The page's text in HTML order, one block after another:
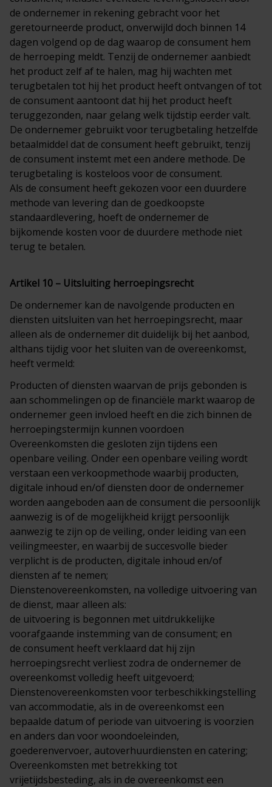
de ondernemer in rekening gebracht voor het
geretourneerde product, onverwijld doch binnen 14
dagen volgend op de dag waarop de consument hem
de herroeping meldt. Tenzij de ondernemer aanbiedt
het product zelf af te halen, mag hij wachten met
terugbetalen tot hij het product heeft ontvangen of tot
de consument aantoont dat hij het product heeft
teruggezonden, naar gelang welk tijdstip eerder valt.
De ondernemer gebruikt voor terugbetaling hetzelfde
betaalmiddel dat de consument heeft gebruikt, tenzij
de consument instemt met een andere methode. De
terugbetaling is kosteloos voor de consument.
Als de consument heeft gekozen voor een duurdere
methode van levering dan de goedkoopste
standaardlevering, hoeft de ondernemer de
bijkomende kosten voor de duurdere methode niet
terug te betalen.
Artikel 10 – Uitsluiting herroepingsrecht
De ondernemer kan de navolgende producten en
diensten uitsluiten van het herroepingsrecht, maar
alleen als de ondernemer dit duidelijk bij het aanbod,
althans tijdig voor het sluiten van de overeenkomst,
heeft vermeld:
Producten of diensten waarvan de prijs gebonden is
aan schommelingen op de financiële markt waarop de
ondernemer geen invloed heeft en die zich binnen de
herroepingstermijn kunnen voordoen
Overeenkomsten die gesloten zijn tijdens een
openbare veiling. Onder een openbare veiling wordt
verstaan een verkoopmethode waarbij producten,
digitale inhoud en/of diensten door de ondernemer
worden aangeboden aan de consument die persoonlijk
aanwezig is of de mogelijkheid krijgt persoonlijk
aanwezig te zijn op de veiling, onder leiding van een
veilingmeester, en waarbij de succesvolle bieder
verplicht is de producten, digitale inhoud en/of
diensten af te nemen;
Dienstenovereenkomsten, na volledige uitvoering van
de dienst, maar alleen als:
de uitvoering is begonnen met uitdrukkelijke
voorafgaande instemming van de consument; en
de consument heeft verklaard dat hij zijn
herroepingsrecht verliest zodra de ondernemer de
overeenkomst volledig heeft uitgevoerd;
Dienstenovereenkomsten voor terbeschikkingstelling
van accommodatie, als in de overeenkomst een
bepaalde datum of periode van uitvoering is voorzien
en anders dan voor woondoeleinden,
goederenvervoer, autoverhuurdiensten en catering;
Overeenkomsten met betrekking tot
vrijetijdsbesteding, als in de overeenkomst een